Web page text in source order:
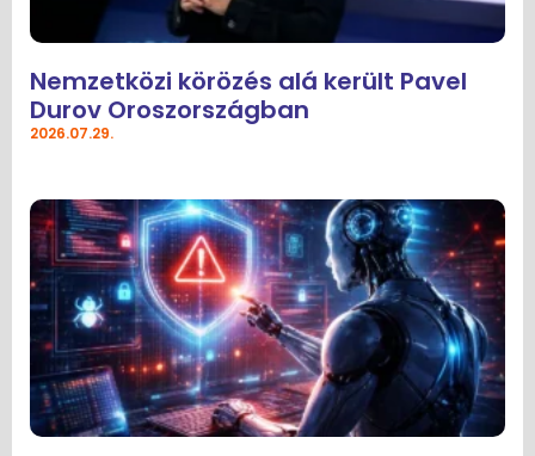
Nemzetközi körözés alá került Pavel
Durov Oroszországban
2026.07.29.